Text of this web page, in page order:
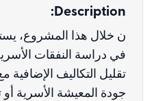
Description:
ن خلال هذا المشروع،
في دراسة النفقات
تقليل التكاليف
جودة المعيشة الأسرية أو